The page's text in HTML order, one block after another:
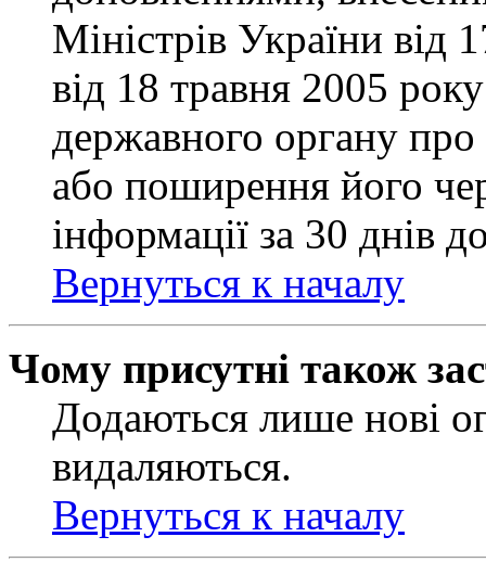
Міністрів України від
від 18 травня 2005
державного органу
або поширення його
інформації за 30 днів
Вернуться к началу
Чому присутні також
Додаються лише нові
видаляються.
Вернуться к началу